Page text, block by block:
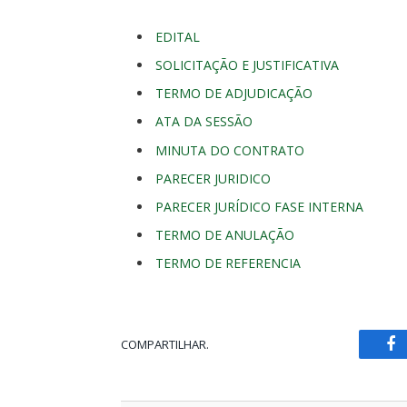
EDITAL
SOLICITAÇÃO E JUSTIFICATIVA
TERMO DE ADJUDICAÇÃO
ATA DA SESSÃO
MINUTA DO CONTRATO
PARECER JURIDICO
PARECER JURÍDICO FASE INTERNA
TERMO DE ANULAÇÃO
TERMO DE REFERENCIA
COMPARTILHAR.